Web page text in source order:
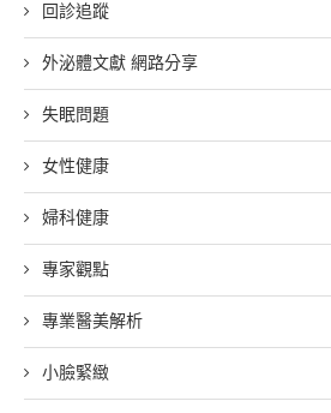
回診追蹤
外泌體文獻 網路分享
失眠問題
女性健康
婦科健康
專家觀點
專業醫美解析
小臉緊緻